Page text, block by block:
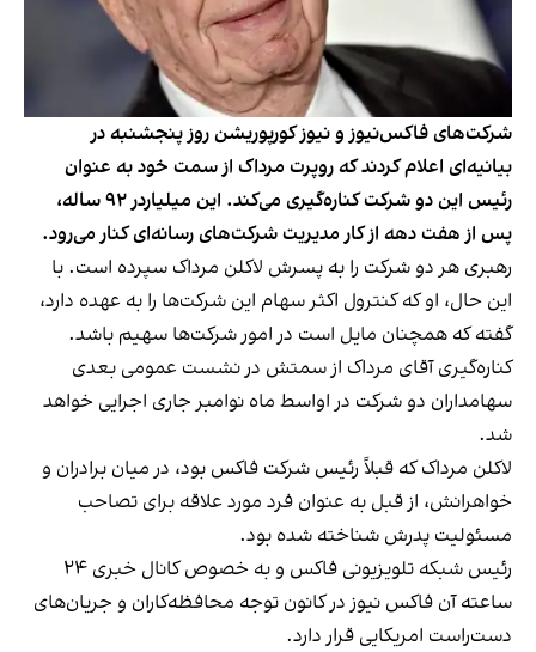
شرکت‌های فاکس‌نیوز و نیوز کورپوریشن روز پنجشنبه در
بیانیه‌‌ای اعلام کردند که روپرت مرداک از سمت خود به عنوان
رئیس این دو شرکت کناره‌گیری می‌کند. این میلیاردر ۹۲ ساله،
پس از هفت دهه از کار مدیریت شرکت‌های رسانه‌ای کنار می‌رود.
رهبری هر دو شرکت را به پسرش لاکلن مرداک سپرده است. با
این حال، او که کنترول اکثر سهام این شرکت‌ها را به عهده دارد،
گفته که همچنان مایل است در امور شرکت‌ها سهیم باشد.
کناره‌گیری آقای مرداک از سمتش در نشست عمومی بعدی
سهامداران دو شرکت در اواسط ماه نوامبر جاری اجرایی خواهد
شد.
لاکلن مرداک که قبلاً رئیس شرکت فاکس بود، در میان برادران و
خواهرانش، از قبل به عنوان فرد مورد علاقه برای تصاحب
مسئولیت پدرش شناخته شده بود.
رئیس شبکه تلویزیونی فاکس و به خصوص کانال خبری ۲۴
ساعته آن فاکس نیوز در کانون توجه محافظه‌کاران و جریان‌های
دست‌راست امریکایی قرار دارد.